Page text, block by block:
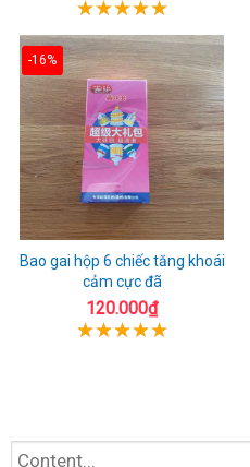
-16%
Bao gai hộp 6 chiếc tăng khoái
cảm cực đã
120.000₫